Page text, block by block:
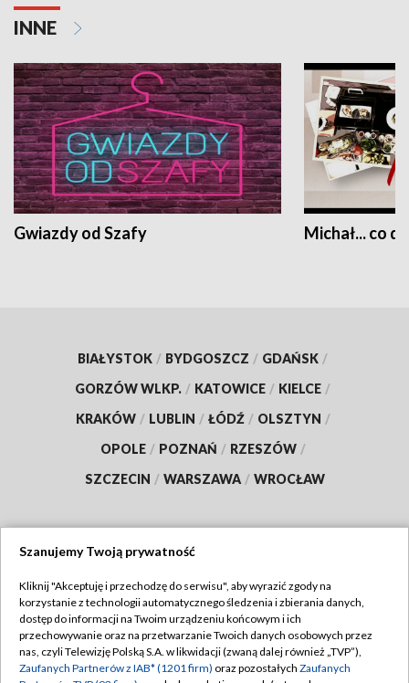
INNE
Gwiazdy od Szafy Michał... co
BIAŁYSTOK / BYDGOSZCZ / GDAŃSK /
GORZÓW WLKP. / KATOWICE / KIELCE /
KRAKÓW / LUBLIN / ŁÓDŹ / OLSZTYN /
OPOLE / POZNAŃ / RZESZÓW /
SZCZECIN / WARSZAWA / WROCŁAW
TVP
Abonament TVP
Emisja w TVP
Regulamin TVP
Polityka prywatności
Szanujemy Twoją prywatność
Kliknij "Akceptuję i przechodzę do serwisu", aby wyrazić zgody na
korzystanie z technologii automatycznego śledzenia i zbierania danych,
dostęp do informacji na Twoim urządzeniu końcowym i ich
przechowywanie oraz na przetwarzanie Twoich danych osobowych przez
nas, czyli Telewizję Polską S.A. w likwidacji (zwaną dalej również „TVP”),
Zaufanych Partnerów z IAB* (1201 firm) oraz pozostałych Zaufanych